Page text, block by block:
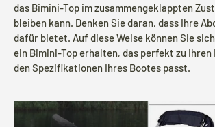
das Bimini-Top im zusammengeklappten
bleiben kann. Denken Sie daran, dass Ihre
dafür bietet. Auf diese Weise können Sie
ein Bimini-Top erhalten, das perfekt zu Ihren
den Spezifikationen Ihres Bootes passt.
Während unseres Urlaubs
und verschiedene andere
normal versendet. Alle
werden ab dem24. August